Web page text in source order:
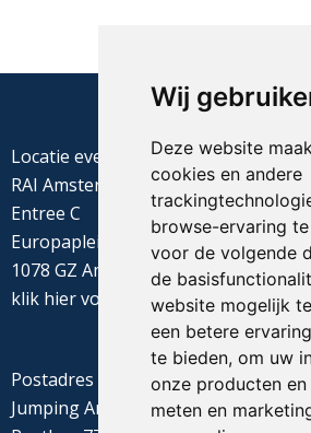
Wij
Deze website
cookies en andere
browse-ervaring
voor de volgende
de
website mogelijk
een betere
te bieden, om uw
onze producten
meten en
Locatie evenement
RAI Amsterdam
Entree C
Europaplein 22
1078 GZ Amsterdam
klik hiervoor de routebeschrijving
Postadres
Jumping Amsterdam